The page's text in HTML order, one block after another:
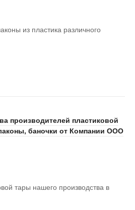
из пластика различного
производителей пластиковой
баночки от Компании ООО
тары нашего производства в